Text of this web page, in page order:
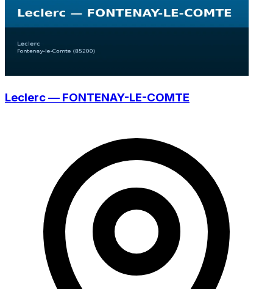
Leclerc — FONTENAY-LE-COMTE